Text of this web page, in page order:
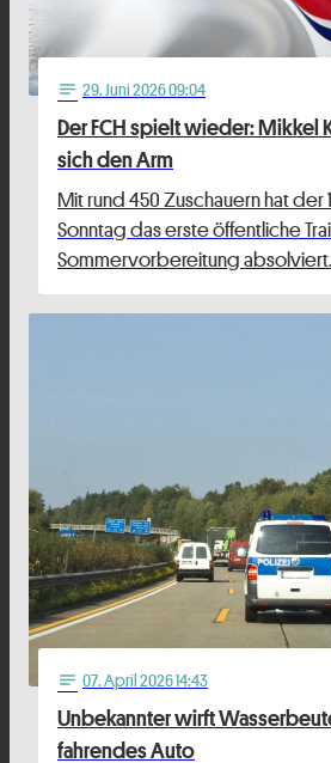
notes 29. Juni 2026 09:04
Der FCH spielt wieder: Mikkel
sich den Arm
Mit rund 450 Zuschauern hat der
Sonntag das erste öffentliche
Sommervorbereitung
notes 07. April 2026 14:43
Unbekannter wirft
fahrendes Auto